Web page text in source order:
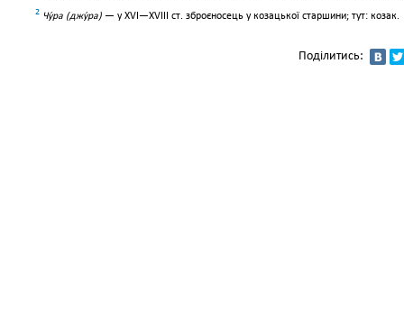
2 Чу́ра (джу́ра) — у ХVІ—ХVІІІ ст. зброєносець у козацької старшини; тут: козак.
Поділитись: